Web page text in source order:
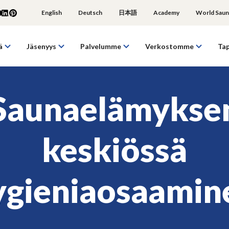
English Deutsch 日本語 Academy World
Jäsenyys Palvelumme Verkostomme
keskiössä